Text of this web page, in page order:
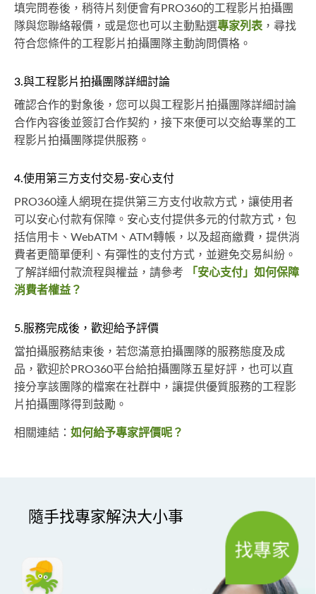
填完問卷後，稍待片刻便會有PRO360的工程影片拍攝團
隊與您聯絡報價，或是您也可以主動點選專家列表 ，尋找
符合您條件的工程影片拍攝團隊主動詢問價格。
3.與工程影片拍攝團隊詳細討論
確認合作的對象後，您可以與工程影片拍攝團隊詳細討論
合作內容後並簽訂合作契約，接下來便可以交給專業的工
程影片拍攝團隊提供服務。
4.使用第三方支付交易-安心支付
PRO360達人網現在提供第三方支付收款方式，讓使用者
可以安心付款有保障。安心支付提供多元的付款方式，包
括信用卡、WebATM、ATM轉帳，以及超商繳費，提供消
費者更簡單便利、有彈性的支付方式，並避免交易糾紛。
了解詳細付款流程與權益，請參考
「安心支付」如何保障
消費者權益？
5.服務完成後，歡迎給予評價
當拍攝服務結束後，若您滿意拍攝團隊的服務態度及成
品，歡迎於PRO360平台給拍攝團隊五星好評，也可以直
接分享該團隊的檔案在社群中，讓提供優質服務的工程影
片拍攝團隊得到鼓勵。
相關連結： 如何給予專家評價呢？
隨手找專家解決大小事